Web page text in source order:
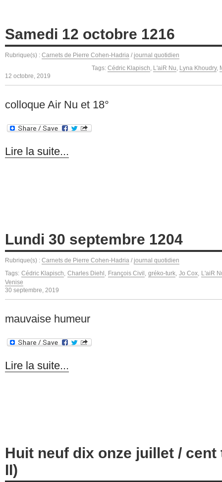
Samedi 12 octobre 1216
Rubrique(s) : Carnets de Pierre Cohen-Hadria / journal quotidien
Tags: Cédric Klapisch L'aiR Nu Lyna Khoudry,
12 octobre, 2019
colloque Air Nu et 18°
Lire la suite...
Lundi 30 septembre 1204
Rubrique(s) : Carnets de Pierre Cohen-Hadria / journal quotidien
Tags: Cédric Klapisch Charles Diehl François Civil gréko-turk, Jo Cox L'aiR
Venise
30 septembre, 2019
mauvaise humeur
Lire la suite...
Huit neuf dix onze juillet /
II)